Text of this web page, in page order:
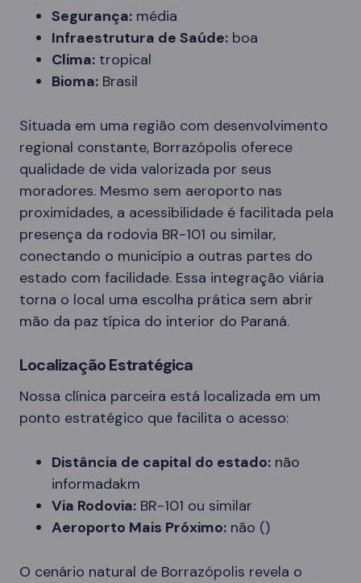
Segurança: média
Infraestrutura de Saúde: boa
Clima: tropical
Bioma: Brasil
Situada em uma região com desenvolvimento
regional constante, Borrazópolis oferece
qualidade de vida valorizada por seus
moradores. Mesmo sem aeroporto nas
proximidades, a acessibilidade é facilitada pela
presença da rodovia BR-101 ou similar,
conectando o município a outras partes do
estado com facilidade. Essa integração viária
torna o local uma escolha prática sem abrir
mão da paz típica do interior do Paraná.
Localização Estratégica
Nossa clínica parceira está localizada em um
ponto estratégico que facilita o acesso:
Distância de capital do estado: não
informadakm
Via Rodovia: BR-101 ou similar
Aeroporto Mais Próximo: não ()
O cenário natural de Borrazópolis revela o